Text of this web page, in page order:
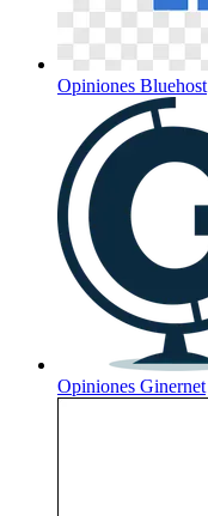
Opiniones Bluehost
Opiniones Ginernet